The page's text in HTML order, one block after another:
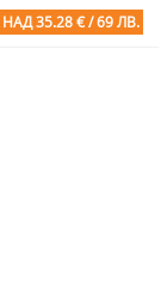
НАД 35.28 € / 69 ЛВ.